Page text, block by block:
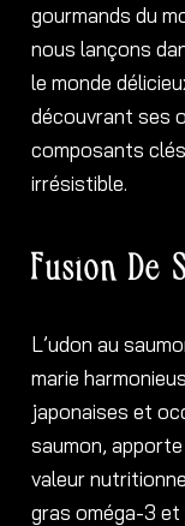
gourmands du
nous lançons
le monde
découvrant ses
composants
irrésistible.
Fusion De
L’udon au
marie
japonaises et
saumon,
valeur
gras oméga-3